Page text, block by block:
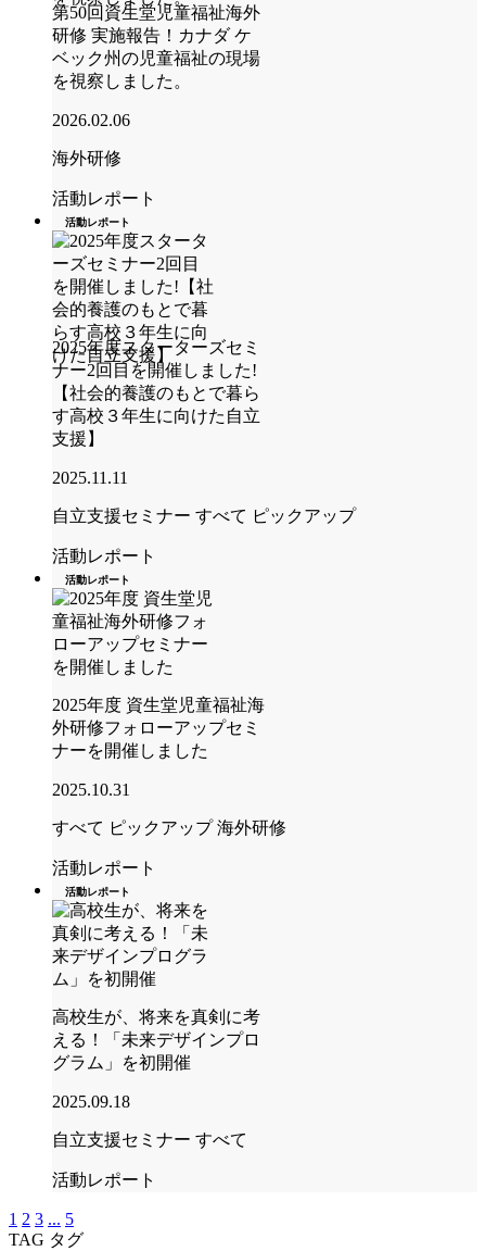
第50回資生堂児童福祉海外
研修 実施報告！カナダ ケ
ベック州の児童福祉の現場
を視察しました。
2026.02.06
海外研修
活動レポート
活動レポート
2025年度スターターズセミ
ナー2回目を開催しました!
【社会的養護のもとで暮ら
す高校３年生に向けた自立
支援】
2025.11.11
自立支援セミナー すべて ピックアップ
活動レポート
活動レポート
2025年度 資生堂児童福祉海
外研修フォローアップセミ
ナーを開催しました
2025.10.31
すべて ピックアップ 海外研修
活動レポート
活動レポート
高校生が、将来を真剣に考
える！「未来デザインプロ
グラム」を初開催
2025.09.18
自立支援セミナー すべて
活動レポート
1 2 3 ... 5
TAG タグ